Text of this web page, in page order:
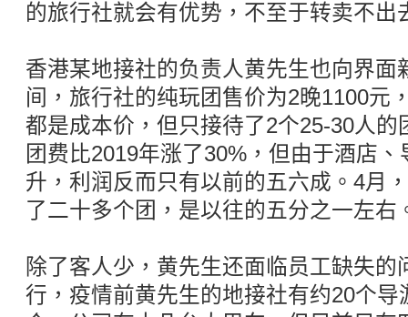
的旅行社就会有优势，不至于转卖不出
香港某地接社的负责人黄先生也向界面
间，旅行社的纯玩团售价为2晚1100元
都是成本价，但只接待了2个25-30人
团费比2019年涨了30%，但由于酒店
升，利润反而只有以前的五六成。4月
了二十多个团，是以往的五分之一左右
除了客人少，黄先生还面临员工缺失
行，疫情前黄先生的地接社有约20个